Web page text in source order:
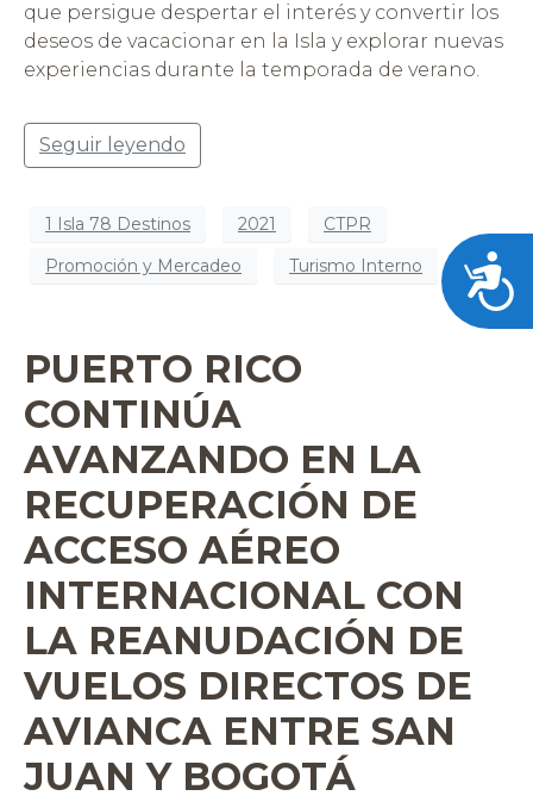
que persigue despertar el interés y convertir los
deseos de vacacionar en la Isla y explorar nuevas
experiencias durante la temporada de verano.
Seguir leyendo
1 Isla 78 Destinos 2021
CTPR
Promoción y Mercadeo
Turismo Interno
PUERTO RICO
CONTINÚA
AVANZANDO EN LA
RECUPERACIÓN DE
ACCESO AÉREO
INTERNACIONAL CON
LA REANUDACIÓN DE
VUELOS DIRECTOS DE
AVIANCA ENTRE SAN
JUAN Y BOGOTÁ